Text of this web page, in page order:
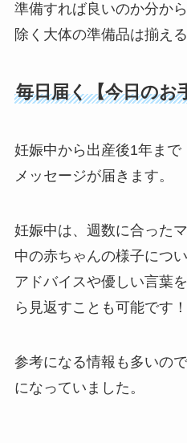
準備すれば良いのか分か
除く大体の準備品は揃え
毎日届く【今日のお
妊娠中から出産後1年まで
メッセージが届きます。
妊娠中は、週数に合った
中の赤ちゃんの様子につ
アドバイスや優しい言葉
ら見返すことも可能です！
参考になる情報も多いの
になっていました。